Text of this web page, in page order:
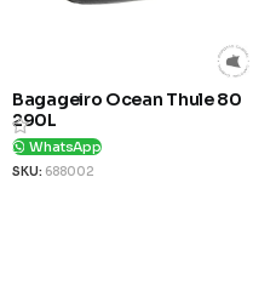
Bagageiro Ocean Thule 80
290L
WhatsApp
SKU: 688002